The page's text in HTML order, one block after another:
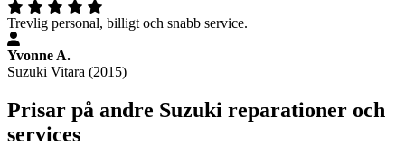
Trevlig personal, billigt och snabb service.
Yvonne A.
Suzuki Vitara (2015)
Prisar på andre Suzuki reparationer och
services